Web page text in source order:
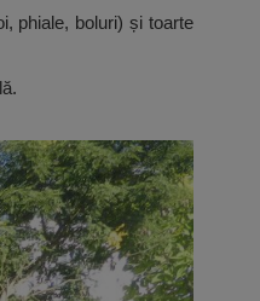
phiale, boluri) și toarte